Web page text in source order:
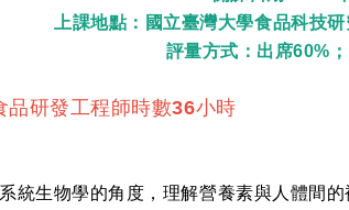
上課地點：國立臺灣大學食品科技
評量方式：出席60% ；
品研發工程師時數36小時
統生物學的角度，理解營養素與人體間的